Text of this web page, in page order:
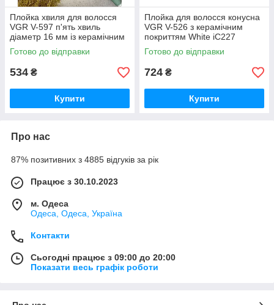
Плойка хвиля для волосся
VGR V-597 п'ять хвиль
діаметр 16 мм із керамічним
покриттям для кучерів і
локонів iC227
Готово до відправки
534 ₴
Купити
Плойка для волосся конусна
VGR V-526 з керамічним
покриттям White iC227
Готово до відправки
724 ₴
Купити
Про нас
87% позитивних з 4885 відгуків за рік
Працює з 30.10.2023
м. Одеса
Одеса, Одеса, Україна
Контакти
Сьогодні працює з 09:00 до 20:00
Показати весь графік роботи